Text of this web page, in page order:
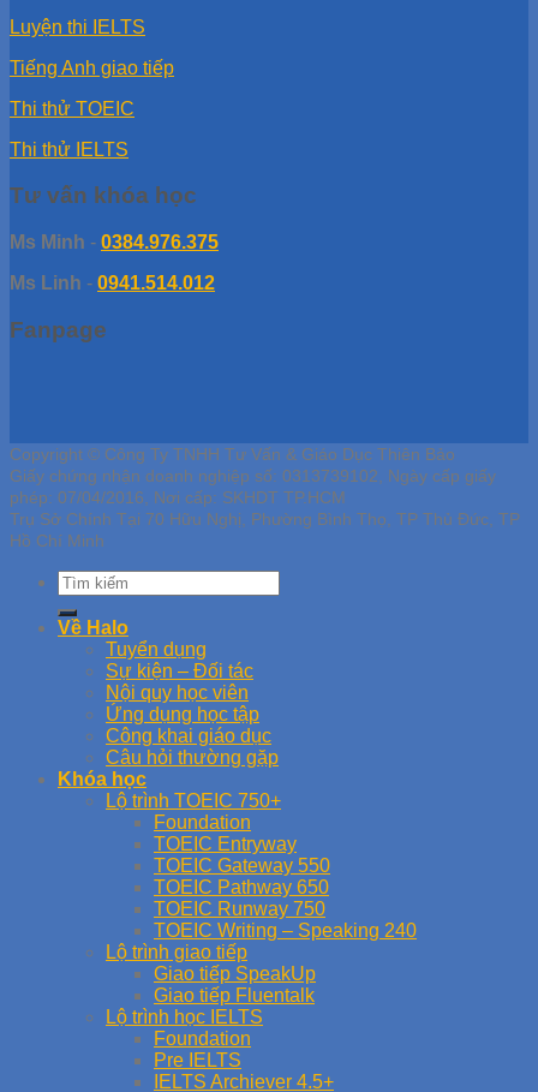
Luyện thi IELTS
Tiếng Anh giao tiếp
Thi thử TOEIC
Thi thử IELTS
Tư vấn khóa học
Ms Minh - 0384.976.375
Ms Linh - 0941.514.012
Fanpage
Copyright © Công Ty TNHH Tư Vấn & Giáo Dục Thiên Bảo
Giấy chứng nhận doanh nghiệp số: 0313739102, Ngày cấp giấy
phép: 07/04/2016, Nơi cấp: SKHDT TP.HCM
Trụ Sở Chính Tại 70 Hữu Nghị, Phường Bình Thọ, TP Thủ Đức, TP
Hồ Chí Minh
Về Halo
Tuyển dụng
Sự kiện – Đối tác
Nội quy học viên
Ứng dụng học tập
Công khai giáo dục
Câu hỏi thường gặp
Khóa học
Lộ trình TOEIC 750+
Foundation
TOEIC Entryway
TOEIC Gateway 550
TOEIC Pathway 650
TOEIC Runway 750
TOEIC Writing – Speaking 240
Lộ trình giao tiếp
Giao tiếp SpeakUp
Giao tiếp Fluentalk
Lộ trình học IELTS
Foundation
Pre IELTS
IELTS Archiever 4.5+